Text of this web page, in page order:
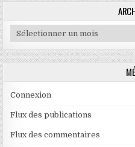
Archives
Connexion
Flux des publications
Flux des commentaires